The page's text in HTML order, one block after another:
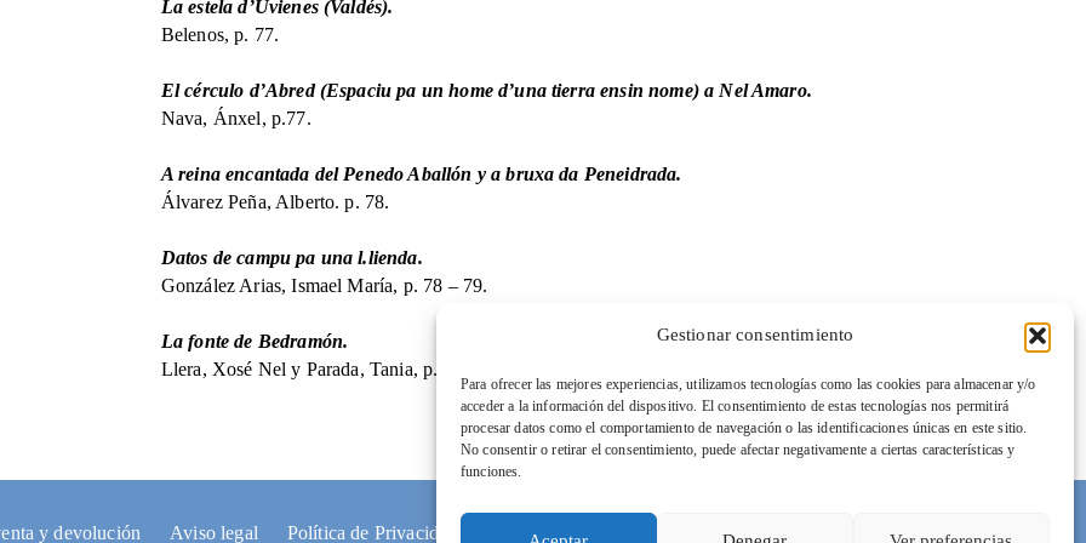
Gestionar consentimiento
Para ofrecer las mejores experiencias, utilizamos tecnologías como las cookies para almacenar y/o
acceder a la información del dispositivo. El consentimiento de estas tecnologías nos permitirá
procesar datos como el comportamiento de navegación o las identificaciones únicas en este sitio.
No consentir o retirar el consentimiento, puede afectar negativamente a ciertas características y
funciones.
La estela d’Uvienes (Valdés).
Belenos, p. 77.
El cérculo d’Abred (Espaciu pa un home d’una tierra ensin nome) a Nel Amaro.
Nava, Ánxel, p.77.
A reina encantada del Penedo Aballón y a bruxa da Peneidrada.
Álvarez Peña, Alberto. p. 78.
Datos de campu pa una l.lienda.
González Arias, Ismael María, p. 78 – 79.
La fonte de Bedramón.
Llera, Xosé Nel y Parada, Tania, p. 79.
y devolución Aviso legal Política de Privacidad Política de cookies (UE)